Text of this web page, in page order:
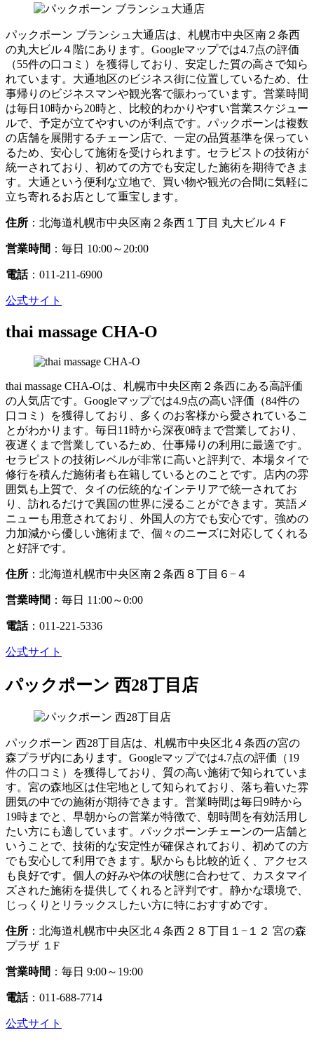
パックポーン ブランシュ大通店は、札幌市中央区南２条西
の丸大ビル４階にあります。Googleマップでは4.7点の評価
（55件の口コミ）を獲得しており、安定した質の高さで知ら
れています。大通地区のビジネス街に位置しているため、仕
事帰りのビジネスマンや観光客で賑わっています。営業時間
は毎日10時から20時と、比較的わかりやすい営業スケジュー
ルで、予定が立てやすいのが利点です。パックポーンは複数
の店舗を展開するチェーン店で、一定の品質基準を保ってい
るため、安心して施術を受けられます。セラピストの技術が
統一されており、初めての方でも安定した施術を期待できま
す。大通という便利な立地で、買い物や観光の合間に気軽に
立ち寄れるお店として重宝します。
住所 ：北海道札幌市中央区南２条西１丁目 丸大ビル４Ｆ
営業時間 ：毎日 10:00～20:00
電話：011-211-6900
公式サイト
thai massage CHA-O
thai massage CHA-Oは、札幌市中央区南２条西にある高評価
の人気店です。Googleマップでは4.9点の高い評価（84件の
口コミ）を獲得しており、多くのお客様から愛されているこ
とがわかります。毎日11時から深夜0時まで営業しており、
夜遅くまで営業しているため、仕事帰りの利用に最適です。
セラピストの技術レベルが非常に高いと評判で、本場タイで
修行を積んだ施術者も在籍しているとのことです。店内の雰
囲気も上質で、タイの伝統的なインテリアで統一されてお
り、訪れるだけで異国の世界に浸ることができます。英語メ
ニューも用意されており、外国人の方でも安心です。強めの
力加減から優しい施術まで、個々のニーズに対応してくれる
と好評です。
住所 ：北海道札幌市中央区南２条西８丁目６−４
営業時間 ：毎日 11:00～0:00
電話：011-221-5336
公式サイト
パックポーン 西28丁目店
パックポーン 西28丁目店は、札幌市中央区北４条西の宮の
森プラザ内にあります。Googleマップでは4.7点の評価（19
件の口コミ）を獲得しており、質の高い施術で知られていま
す。宮の森地区は住宅地として知られており、落ち着いた雰
囲気の中での施術が期待できます。営業時間は毎日9時から
19時までと、早朝からの営業が特徴で、朝時間を有効活用し
たい方にも適しています。パックポーンチェーンの一店舗と
いうことで、技術的な安定性が確保されており、初めての方
でも安心して利用できます。駅からも比較的近く、アクセス
も良好です。個人の好みや体の状態に合わせて、カスタマイ
ズされた施術を提供してくれると評判です。静かな環境で、
じっくりとリラックスしたい方に特におすすめです。
住所 ：北海道札幌市中央区北４条西２８丁目１−１２ 宮の森
プラザ １F
営業時間 ：毎日 9:00～19:00
電話：011-688-7714
公式サイト